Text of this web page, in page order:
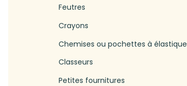
Feutres
Crayons
Chemises ou pochettes à élastique
Classeurs
Petites fournitures